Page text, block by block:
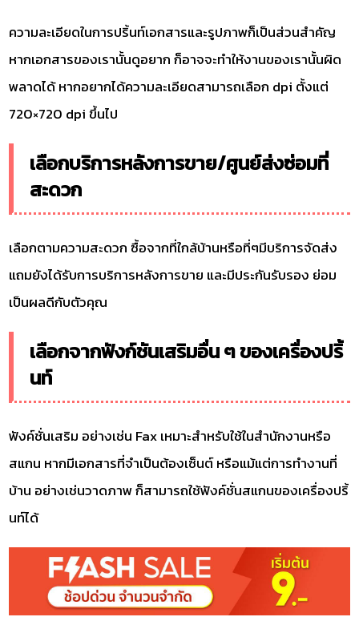
ความละเอียดในการปริ้นท์เอกสารและรูปภาพก็เป็นส่วนสำคัญ
หากเอกสารของเรานั้นดูอยาก ก็อาจจะทำให้งานของเรานั้นผิด
พลาดได้ หากอยากได้ความละเอียดสามารถเลือก dpi ตั้งแต่
720×720 dpi ขึ้นไป
เลือกบริการหลังการขาย/ศูนย์ส่งซ่อมที่
สะดวก
เลือกตามความสะดวก ซื้อจากที่ใกล้บ้านหรือที่ๆมีบริการจัดส่ง
แถมยังได้รับการบริการหลังการขาย และมีประกันรับรอง ย่อม
เป็นผลดีกับตัวคุณ
เลือกจากฟังก์ชันเสริมอื่น ๆ ของเครื่องปริ้
นท์
ฟังค์ชั่นเสริม อย่างเช่น Fax เหมาะสำหรับใช้ในสำนักงานหรือ
สแกน หากมีเอกสารที่จำเป็นต้องเซ็นต์ หรือแม้แต่การทำงานที่
บ้าน อย่างเช่นวาดภาพ ก็สามารถใช้ฟังค์ชั่นสแกนของเครื่องปริ้
นท์ได้